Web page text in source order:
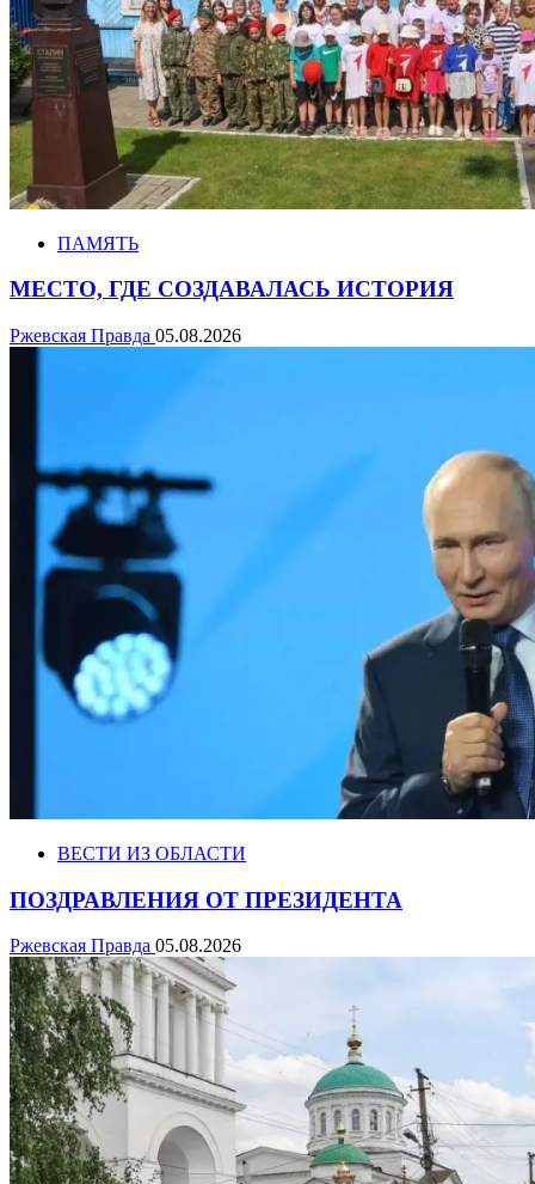
ПАМЯТЬ
МЕСТО, ГДЕ СОЗДАВАЛАСЬ ИСТОРИЯ
Ржевская Правда 05.08.2026
ВЕСТИ ИЗ ОБЛАСТИ
ПОЗДРАВЛЕНИЯ ОТ ПРЕЗИДЕНТА
Ржевская Правда 05.08.2026